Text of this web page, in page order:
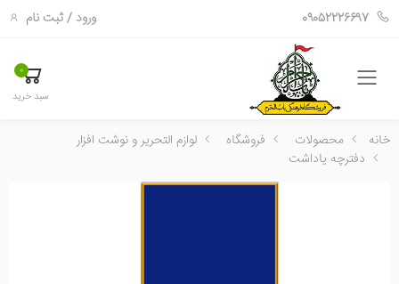
09052226697 ورود /ثبت نام
فهرست
0
سبد خرید
خانه محصولات فروشگاه
لوازم التحریر و نوشت افزار
دفترچه یاداشت